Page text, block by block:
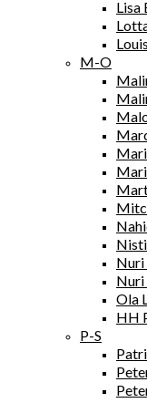
Lisa
M-O
Nuri
Nuri
Ola
HH
P-S